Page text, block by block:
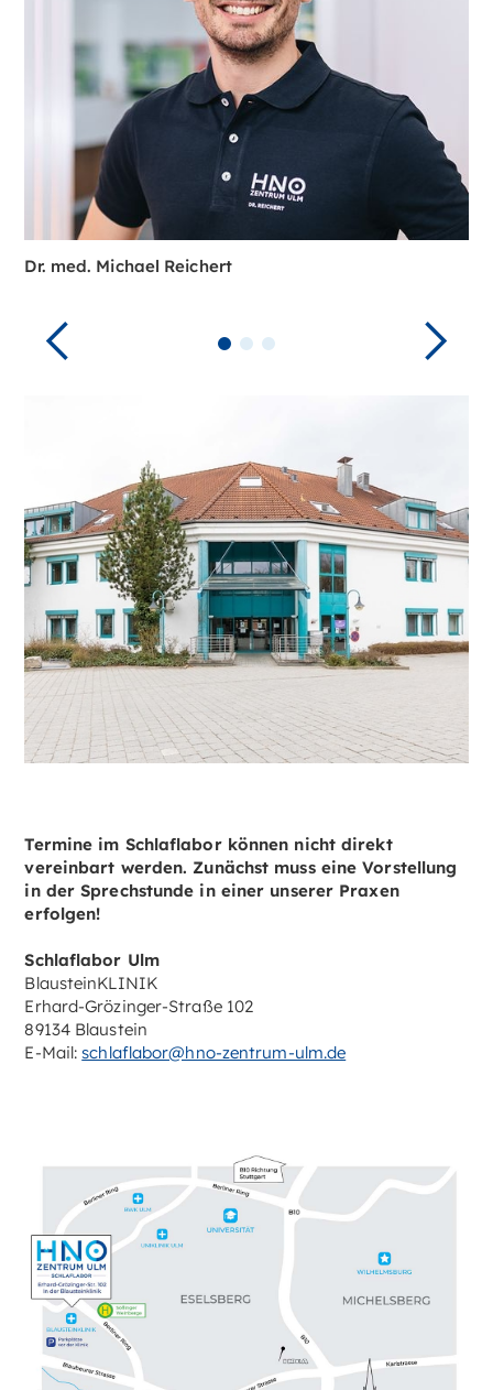
Dr. med. Michael Reichert
Termine im Schlaflabor können nicht direkt
vereinbart werden. Zunächst muss eine Vorstellung
in der Sprechstunde in einer unserer Praxen
erfolgen!
Schlaflabor Ulm
BlausteinKLINIK
Erhard-Grözinger-Straße 102
89134 Blaustein
E-Mail:schlaflabor@hno-zentrum-ulm.de